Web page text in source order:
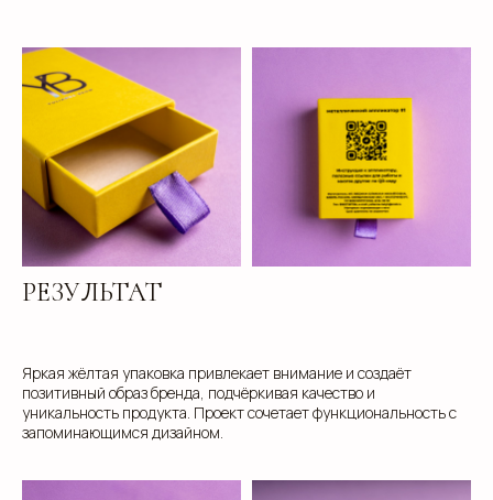
РЕЗУЛЬТАТ
Яркая жёлтая упаковка привлекает внимание и создаёт
позитивный образ бренда, подчёркивая качество и
уникальность продукта. Проект сочетает функциональность с
запоминающимся дизайном.
Свяжитесь с нами для консультации. Мы обсудим
ваши потребности, предложим варианты и
разработаем упаковку, которая подчеркнет
предложить решения, соответствующие вашим
ЗАПОЛНИТЕ ЗАЯВКУ, И
клиентам